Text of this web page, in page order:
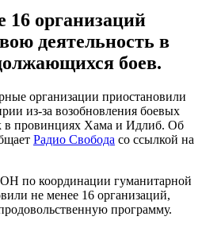
организаций
деятельность в
боев.
организации приостановили
из-за возобновления боевых
в провинциях Хама и Идлиб. Об
Радио Свобода со ссылкой на
по координации гуманитарной
не менее 16 организаций,
программу.